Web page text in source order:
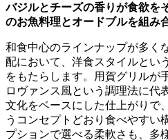
バジルとチーズの香りが食欲を
のお魚料理とオードブルを組み
和食中心のラインナップが多く
配において、洋食スタイルとい
をもたらします。用賀グリルが
ロヴァンス風という調理法に代
文化をベースにした仕上がりで
うコンセプトどおり食べやすい
プションで選べる柔軟さも、多